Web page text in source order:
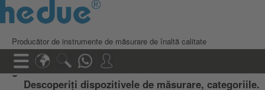
Producător de instrumente de măsurare de înaltă calitate
Descoperiți dispozitivele de măsurare, categoriile.